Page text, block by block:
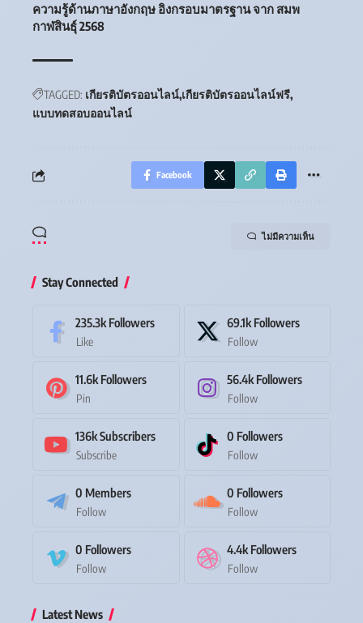
ความรู้ด้านภาษาอังกฤษ อิงกรอบมาตรฐาน จาก สมพ
กาฬสินธุ์ 2568
TAGGED: เกียรติบัตรออนไลน์ เกียรติบัตรออนไลน์ฟรี
แบบทดสอบออนไลน์
Facebook
ไม่มีความเห็น
Stay Connected
235.3k Followers
Like
69.1k Followers
Follow
11.6k Followers
Pin
56.4k Followers
Follow
136kSubscribers
Subscribe
0 Followers
Follow
0 Members
Follow
0 Followers
Follow
0 Followers
Follow
4.4k Followers
Follow
Latest News